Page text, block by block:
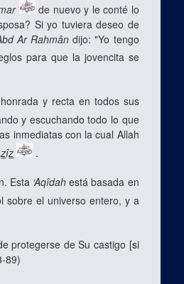
de nuevo y le conté lo
Si yo tuviera deseo de
Ar Rahmân dijo: "Yo tengo
para que la jovencita se
y recta en todos sus
y escuchando todo lo que
inmediatas con la cual Allah
zîz .
Esta ‘Aqîdah está basada en
sobre el universo entero, y a
protegerse de Su castigo [si
89)